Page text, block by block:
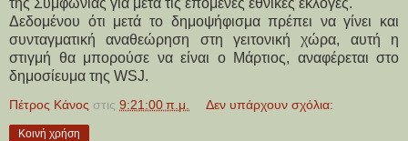
Δεδομένου ότι μετά το δημοψήφισμα πρέπει να γίνει και
συνταγματική αναθεώρηση στη γειτονική χώρα, αυτή η
στιγμή θα μπορούσε να είναι ο Μάρτιος, αναφέρεται στο
δημοσίευμα της WSJ.
Πέτρος Κάνος στις 9:21:00 π.μ. Δεν υπάρχουν σχόλια:
Κοινή χρήση